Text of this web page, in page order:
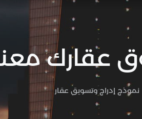
عقارك
نموذج إدراج وتسويق عقار